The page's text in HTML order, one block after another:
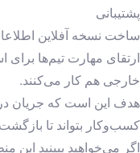
پشتیبانی
ساخت نسخه آفلاین
ارتقای مهارت تیم‌ها برای
خارجی هم کار می‌کنند.
هدف این است که جریان
کسب‌وکار بتواند تا
اگر می‌خواهید ببینید